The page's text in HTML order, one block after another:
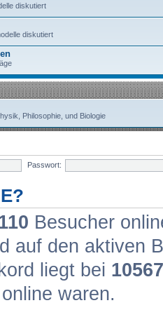
diskutiert
diskutiert
Philosophie, und Biologie
Passwort:
Besucher
auf den aktiven
liegt bei 10567
waren.